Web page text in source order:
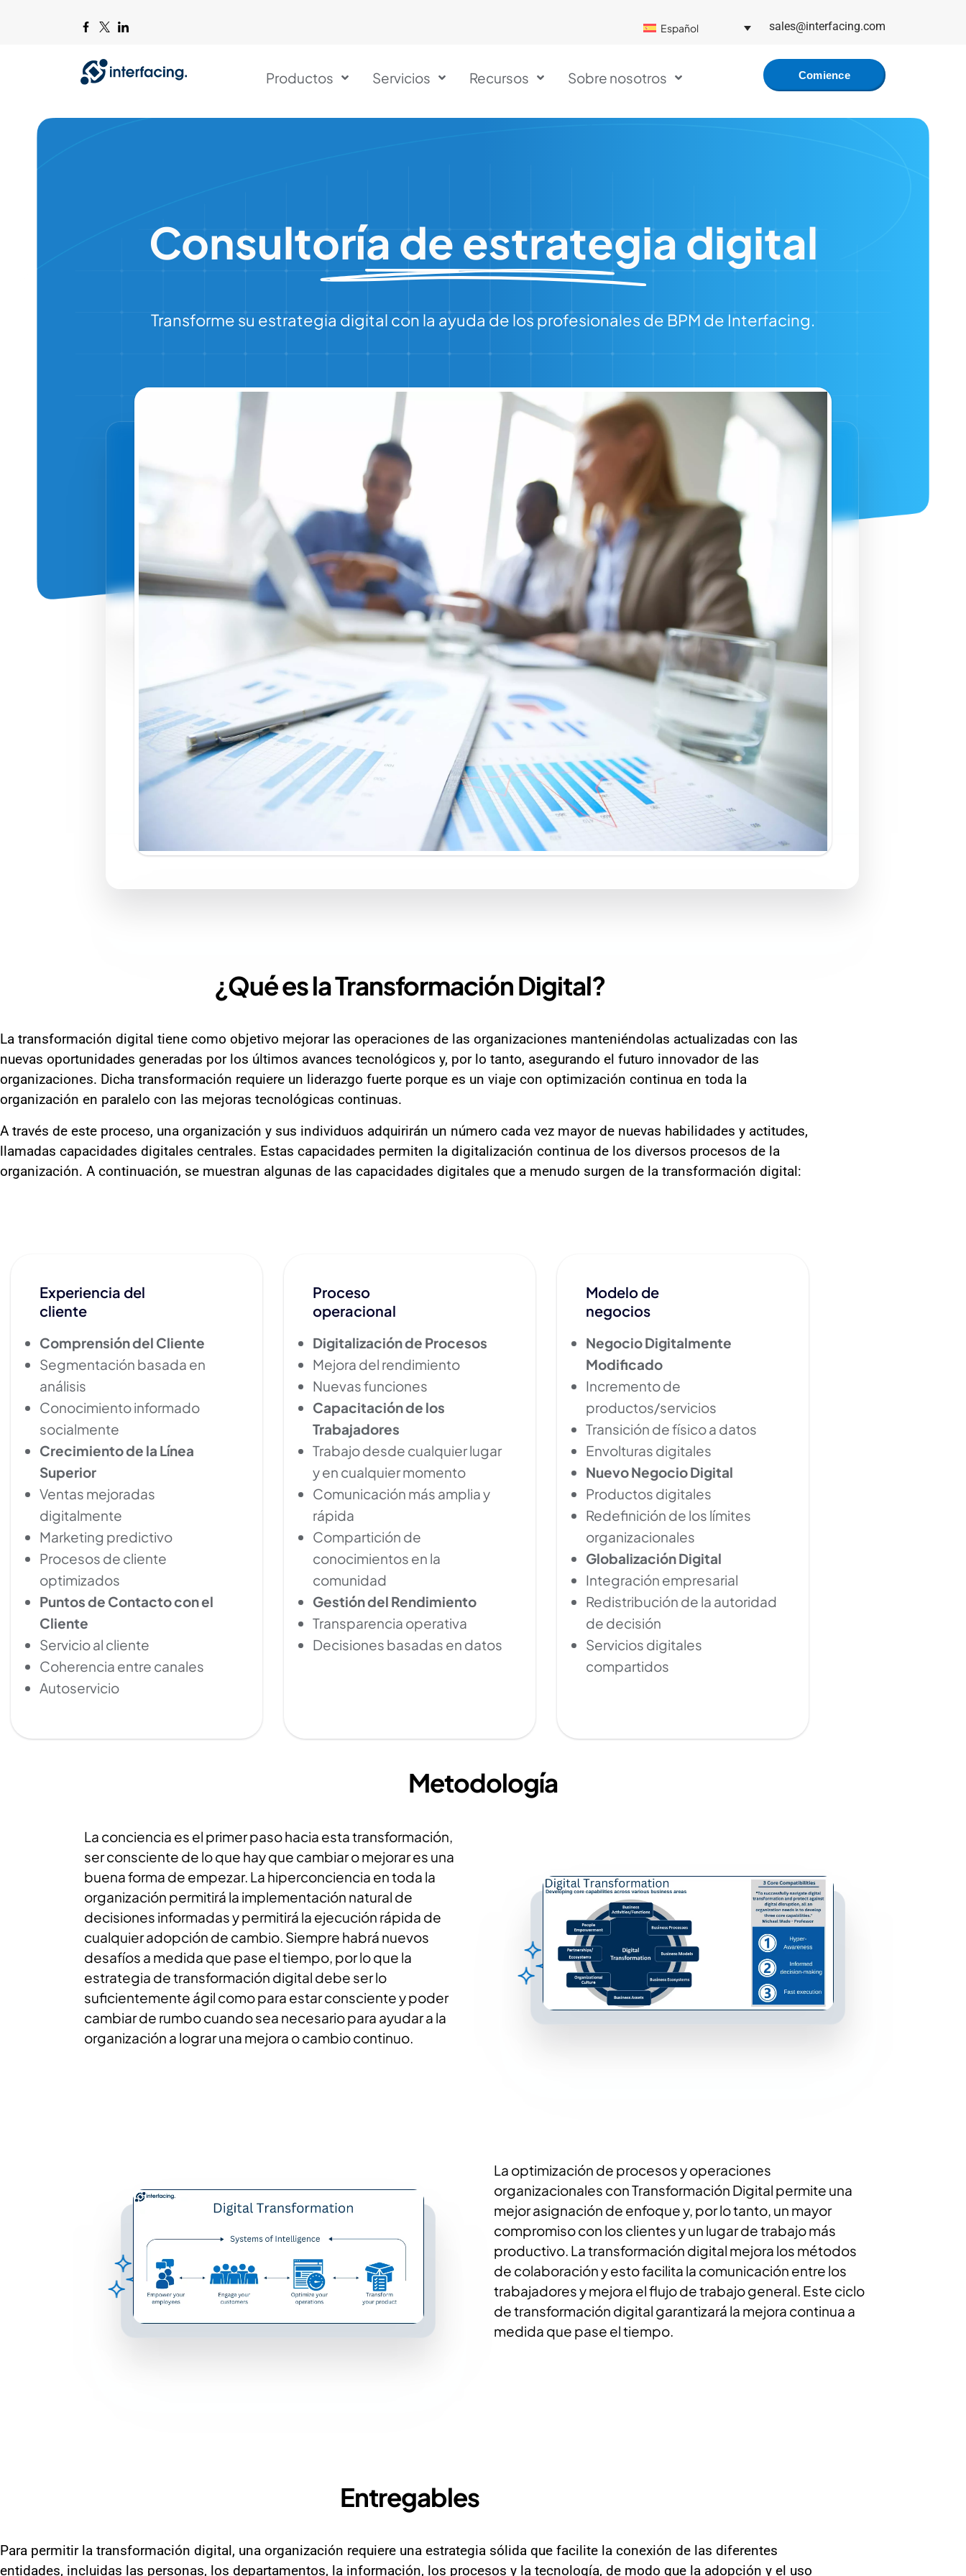
Español sales@interfacing.com
Productos Servicios Recursos Sobre nosotros Comience
Consultoría de estrategia digital
Transforme su estrategia digital con la ayuda de los profesionales de BPM de Interfacing.
¿Qué es laTransformación Digital?
La transformación digital tiene como objetivo mejorar las operaciones de las organizaciones manteniéndolas actualizadas con las
nuevas oportunidades generadas por los últimos avances tecnológicos y, por lo tanto, asegurando el futuro innovador de las
organizaciones. Dicha transformación requiere un liderazgo fuerte porque es un viaje con optimización continua en toda la
organización en paralelo con las mejoras tecnológicas continuas.
A través de este proceso, una organización y sus individuos adquirirán un número cada vez mayor de nuevas habilidades y actitudes,
llamadas capacidades digitales centrales. Estas capacidades permiten la digitalización continua de los diversos procesos de la
organización. A continuación, se muestran algunas de las capacidades digitales que a menudo surgen de la transformación digital:
Experiencia del
cliente
Comprensión del Cliente
Segmentación basada en
análisis
Conocimiento informado
socialmente
Crecimiento de la Línea
Superior
Ventas mejoradas
digitalmente
Marketing predictivo
Procesos de cliente
optimizados
Puntos de Contacto con el
Cliente
Servicio al cliente
Coherencia entre canales
Autoservicio
Proceso
operacional
Digitalización de Procesos
Mejora del rendimiento
Nuevas funciones
Capacitación de los
Trabajadores
Trabajo desde cualquier lugar
y en cualquier momento
Comunicación más amplia y
rápida
Compartición de
conocimientos en la
comunidad
Gestión del Rendimiento
Transparencia operativa
Decisiones basadas en datos
Modelo de
negocios
Negocio Digitalmente
Modificado
Incremento de
productos/servicios
Transición de físico a datos
Envolturas digitales
Nuevo Negocio Digital
Productos digitales
Redefinición de los límites
organizacionales
Globalización Digital
Integración empresarial
Redistribución de la autoridad
de decisión
Servicios digitales
compartidos
Metodología
La conciencia es el primer paso hacia esta transformación,
ser consciente de lo que hay que cambiar o mejorar es una
buena forma de empezar. La hiperconciencia en toda la
organización permitirá la implementación natural de
decisiones informadas y permitirá la ejecución rápida de
cualquier adopción de cambio. Siempre habrá nuevos
desafíos a medida que pase el tiempo, por lo que la
estrategia de transformación digital debe ser lo
suficientemente ágil como para estar consciente y poder
cambiar de rumbo cuando sea necesario para ayudar a la
organización a lograr una mejora o cambio continuo.
La optimización de procesos y operaciones
organizacionales con Transformación Digital permite una
mejor asignación de enfoque y, por lo tanto, un mayor
compromiso con los clientes y un lugar de trabajo más
productivo. La transformación digital mejora los métodos
de colaboración y esto facilita la comunicación entre los
trabajadores y mejora el flujo de trabajo general. Este ciclo
de transformación digital garantizará la mejora continua a
medida que pase el tiempo.
Entregables
Para permitir la transformación digital, una organización requiere una estrategia sólida que facilite la conexión de las diferentes
entidades, incluidas las personas, los departamentos, la información, los procesos y la tecnología, de modo que la adopción y el uso